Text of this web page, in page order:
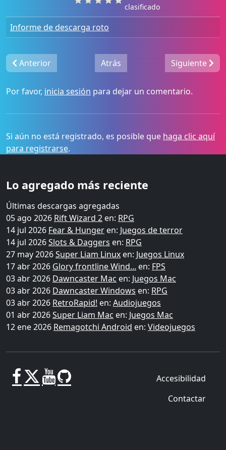
clasificado
Informe de descarga roto
Anterior Atrás Siguiente
Por favor, inicia sesión para dejar un comentario.
Si aún no está registrado, es posible que haga clic aquí
para registrarse.
Lo agregado más reciente
Últimas descargas agregadas
05 ago 2026 Rift Wizard 2 en: RPG
14 jul 2026 Fear & Hunger en: Juegos de terror
14 jul 2026Slots & Daggers en: RPG
27 may 2026Super Liam Linux en: Juegos Linux
17 abr 2026 Glory frontline Wind... en: FPS
03 abr 2026 Dawncaster Mac en: Juegos Mac
03 abr 2026 Dawncaster Windows en: RPG
03 abr 2026 RetroRapid! en: Audiojuegos
01 abr 2026Super Liam Mac en: Juegos Mac
12 ene 2026 Remagotchi Android en: Videojuegos
Accesibilidad
Contactar